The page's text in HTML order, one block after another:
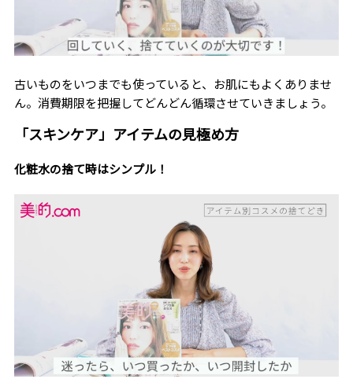
古いものをいつまでも使っていると、お肌にもよくありませ
ん。消費期限を把握してどんどん循環させていきましょう。
「スキンケア」アイテムの見極め方
化粧水の捨て時はシンプル！